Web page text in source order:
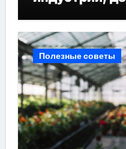
Полезные советы